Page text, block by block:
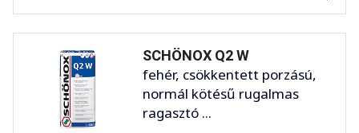
SCHÖNOX Q2 W
fehér, csökkentett porzású,
normál kötésű rugalmas
ragasztó ...